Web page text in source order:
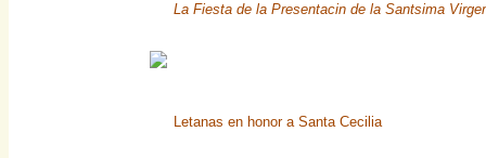
La Fiesta de la Presentacin de la Santsima
Letanas en honor a Santa Cecilia